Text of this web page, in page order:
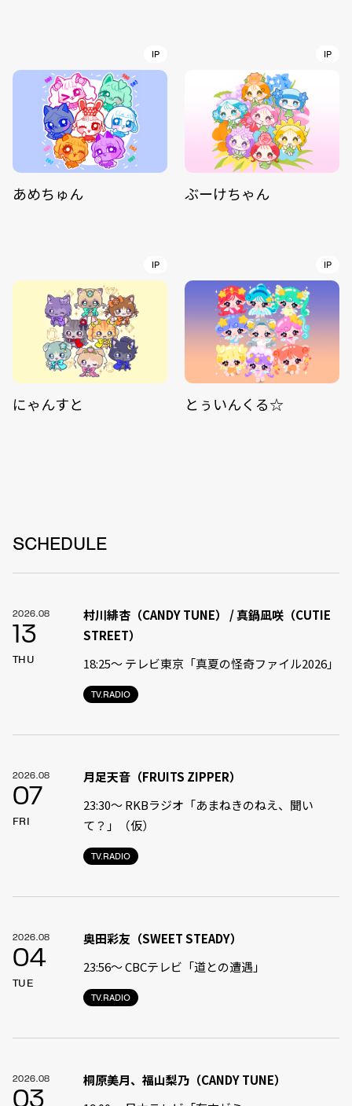
IP
あめちゅん
IP
ぶーけちゃん
IP
にゃんすと
IP
とぅいんくる☆
SCHEDULE
2026.08
13
THU
TV.RADIO
村川緋杏（CANDY TUNE） / 真鍋凪咲（CUTIE
STREET）
18:25〜 テレビ東京「真夏の怪奇ファイル2026」
2026.08
07
FRI
TV.RADIO
月足天音（FRUITS ZIPPER）
23:30〜 RKBラジオ「あまねきのねえ、聞い
て？」（仮）
2026.08
04
TUE
TV.RADIO
奥田彩友（SWEET STEADY）
23:56〜 CBCテレビ「道との遭遇」
2026.08
桐原美月、福山梨乃（CANDY TUNE）